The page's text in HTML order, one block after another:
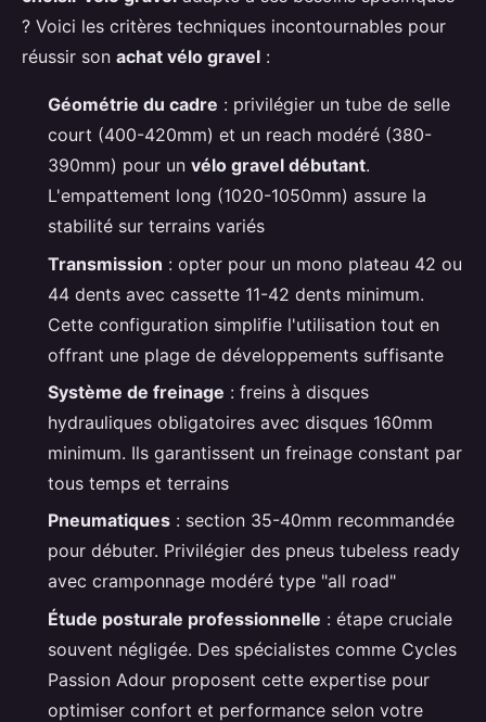
? Voici les critères techniques incontournables pour
réussir son achat vélo gravel :
Géométrie du cadre : privilégier un tube de selle
court (400-420mm) et un reach modéré (380-
390mm) pour un vélo gravel débutant.
L'empattement long (1020-1050mm) assure la
stabilité sur terrains variés
Transmission : opter pour un mono plateau 42 ou
44 dents avec cassette 11-42 dents minimum.
Cette configuration simplifie l'utilisation tout en
offrant une plage de développements suffisante
Système de freinage : freins à disques
hydrauliques obligatoires avec disques 160mm
minimum. Ils garantissent un freinage constant par
tous temps et terrains
Pneumatiques : section 35-40mm recommandée
pour débuter. Privilégier des pneus tubeless ready
avec cramponnage modéré type "all road"
Étude posturale professionnelle : étape cruciale
souvent négligée. Des spécialistes comme Cycles
Passion Adour proposent cette expertise pour
optimiser confort et performance selon votre